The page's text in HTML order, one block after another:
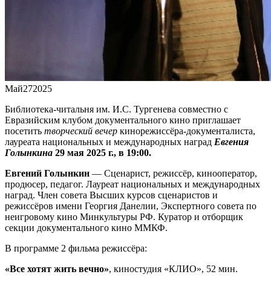
Май272025
Библиотека-читальня им. И.С. Тургенева совместно с
Евразийским клубом документального кино приглашает
посетить творческий вечер кинорежиссёра-документалиста,
лауреата национальных и международных наград Евгения
Голынкина 29 мая 2025 г., в 19:00.
Евгений Голынкин — Сценарист, режиссёр, кинооператор,
продюсер, педагог. Лауреат национальных и международных
наград. Член совета Высших курсов сценаристов и
режиссёров имени Георгия Данелии, Экспертного совета по
неигровому кино Минкультуры РФ. Куратор и отборщик
секции документального кино ММКФ.
В программе 2 фильма режиссёра:
«Все хотят жить вечно», киностудия «КЛИО», 52 мин.